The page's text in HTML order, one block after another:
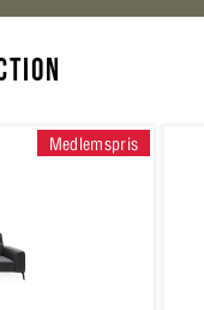
Medlemspris